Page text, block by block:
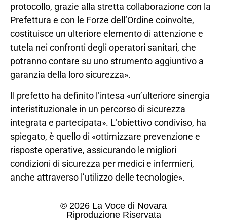
protocollo, grazie alla stretta collaborazione con la
Prefettura e con le Forze dell’Ordine coinvolte,
costituisce un ulteriore elemento di attenzione e
tutela nei confronti degli operatori sanitari, che
potranno contare su uno strumento aggiuntivo a
garanzia della loro sicurezza».
Il prefetto ha definito l’intesa «un’ulteriore sinergia
interistituzionale in un percorso di sicurezza
integrata e partecipata». L’obiettivo condiviso, ha
spiegato, è quello di «ottimizzare prevenzione e
risposte operative, assicurando le migliori
condizioni di sicurezza per medici e infermieri,
anche attraverso l’utilizzo delle tecnologie».
© 2026 La Voce di Novara
Riproduzione Riservata